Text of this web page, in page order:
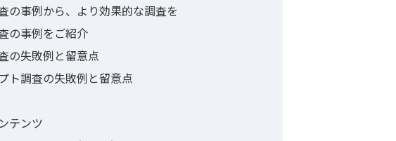
の事例から、より効果的な調査を
の事例をご紹介
の失敗例と留意点
ト調査の失敗例と留意点
テンツ